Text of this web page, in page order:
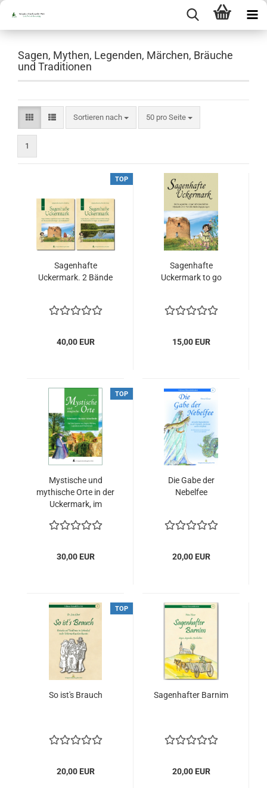
Sagen, Mythen, Legenden, Märchen, Bräuche
und Traditionen
Sortieren nach
Sortieren nach 50 pro Seite
pro Seite
1
TOP
Sagenhafte
Uckermark. 2 Bände
40,00 EUR
Sagenhafte
Uckermark to go
15,00 EUR
TOP
Mystische und
mythische Orte in der
Uckermark, im
Schorfheide
30,00 EUR
Die Gabe der
Nebelfee
20,00 EUR
TOP
So ist's Brauch
20,00 EUR
Sagenhafter Barnim
20,00 EUR